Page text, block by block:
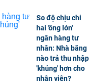
So độ chịu chi
hai 'ông lớn'
ngân hàng tư
nhân: Nhà băng
nào trả thu nhập
'khủng' hơn cho
nhân viên?